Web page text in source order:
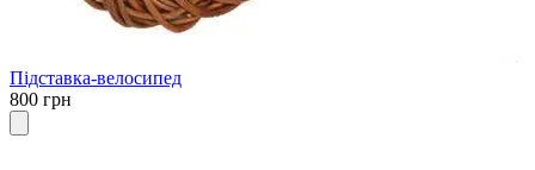
Підставка-велосипед
800 грн